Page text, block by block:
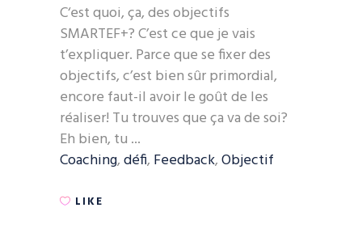
C‘est quoi, ça, des objectifs
SMARTEF+? C’est ce que je vais
t’expliquer. Parce que se fixer des
objectifs, c’est bien sûr primordial,
encore faut-il avoir le goût de les
réaliser! Tu trouves que ça va de soi?
Eh bien, tu
Coaching,défi, Feedback,Objectif
LIKE